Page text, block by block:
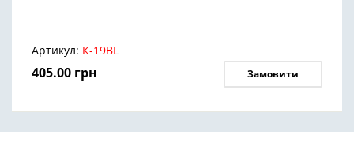
Артикул: К-19BL
405.00 грн Замовити